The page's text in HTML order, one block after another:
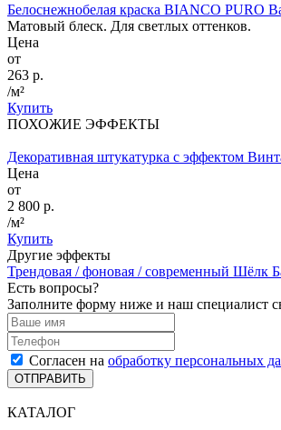
Белоснежнобелая краска BIANCO PURO
Матовый блеск. Для светлых оттенков.
Цена
от
263 р.
/м²
Купить
ПОХОЖИЕ ЭФФЕКТЫ
Декоративная штукатурка с эффектом
Цена
от
2 800 р.
/м²
Купить
Другие эффекты
Трендовая / фоновая / современный Шёлк
Есть вопросы?
Заполните форму ниже и наш специалист
Согласен на обработку персональных
ОТПРАВИТЬ
КАТАЛОГ